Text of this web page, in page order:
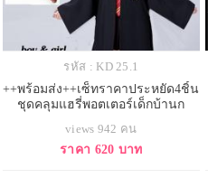
รหัส : KD 25.1
++พร้อมส่ง++เซ็ทราคาประหยัด4ชิ้น
ชุดคลุมแฮรี่พอตเตอร์เด็กบ้านก
สิทธ์
views 942 คน
ราคา 620 บาท